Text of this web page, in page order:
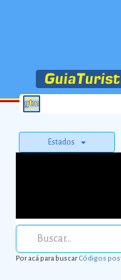
Estados
Por acá para buscarCódigos